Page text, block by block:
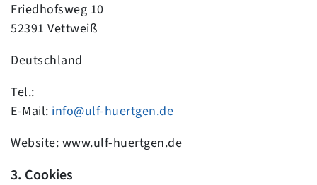
Friedhofsweg 10
52391 Vettweiß
Deutschland
Tel.:
E-Mail: info@ulf-huertgen.de
Website: www.ulf-huertgen.de
3. Cookies